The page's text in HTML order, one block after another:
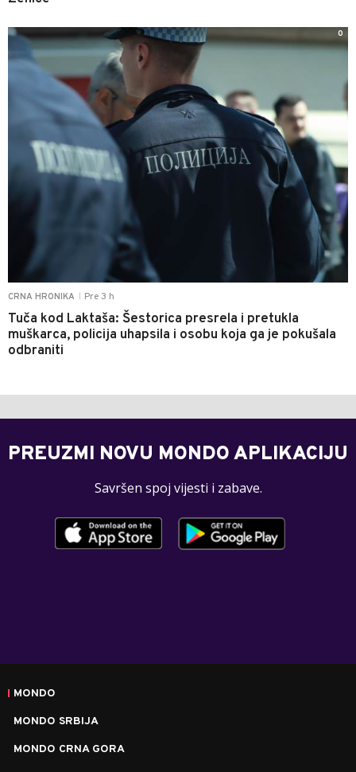
CRNA HRONIKA Pre 3 h
Tuča kod Laktaša: Šestorica presrela i pretukla
muškarca, policija uhapsila i osobu koja ga je pokušala
odbraniti
0
PREUZMI NOVU MONDO APLIKACIJU
Savršen spoj vijesti i zabave.
MONDO
MONDO SRBIJA
MONDO CRNA GORA